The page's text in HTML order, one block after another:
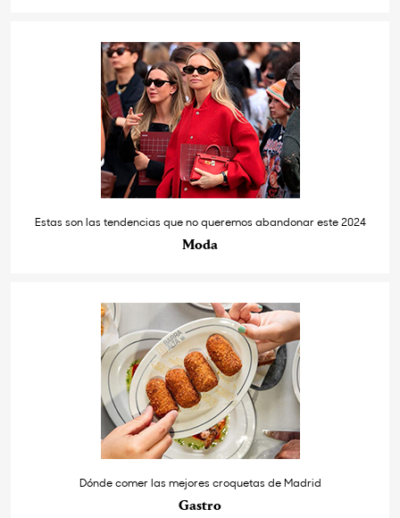
Estas son las tendencias que no queremos abandonar este 2024
Moda
Dónde comer las mejores croquetas de Madrid
Gastro